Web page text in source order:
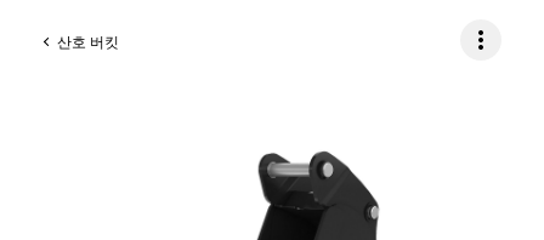
산호 버킷 more_vert